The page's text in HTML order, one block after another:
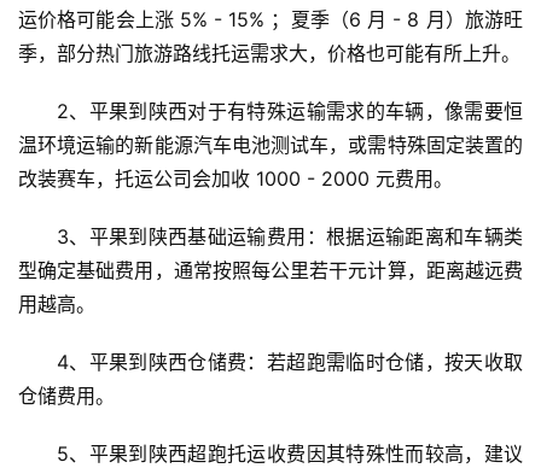
运价格可能会上涨 5% - 15% ；夏季（6 月 - 8 月）旅游旺
季，部分热门旅游路线托运需求大，价格也可能有所上升。
2、平果到陕西对于有特殊运输需求的车辆，像需要恒
温环境运输的新能源汽车电池测试车，或需特殊固定装置的
改装赛车，托运公司会加收 1000 - 2000 元费用。
3、平果到陕西基础运输费用：根据运输距离和车辆类
型确定基础费用，通常按照每公里若干元计算，距离越远费
用越高。
4、平果到陕西仓储费：若超跑需临时仓储，按天收取
仓储费用。
5、平果到陕西超跑托运收费因其特殊性而较高，建议